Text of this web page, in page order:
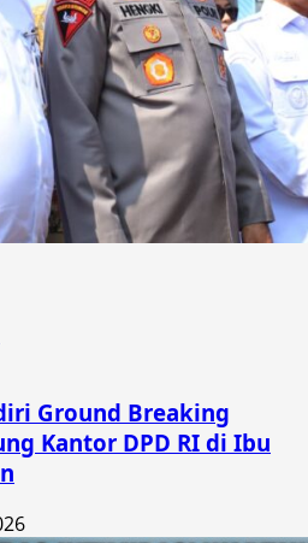
Ground Breaking
Kantor DPD RI di Ibu